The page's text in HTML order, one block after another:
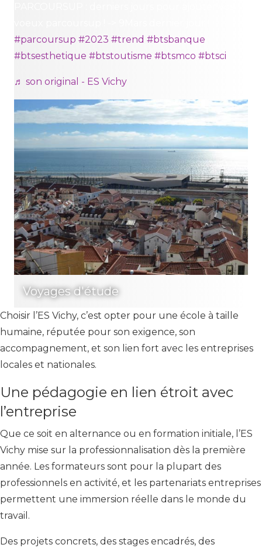
#parcoursup #2023 #trend #btsbanque
#btsesthetique #btstoutisme #btsmco #btsci
♬ son original - ES Vichy
Voyages d'étude
Choisir l’ES Vichy, c’est opter pour une école à taille
humaine, réputée pour son exigence, son
accompagnement, et son lien fort avec les entreprises
locales et nationales.
Une pédagogie en lien étroit avec
l’entreprise
Que ce soit en alternance ou en formation initiale, l’ES
Vichy mise sur la professionnalisation dès la première
année. Les formateurs sont pour la plupart des
professionnels en activité, et les partenariats entreprises
permettent une immersion réelle dans le monde du
travail.
Des projets concrets, des stages encadrés, des